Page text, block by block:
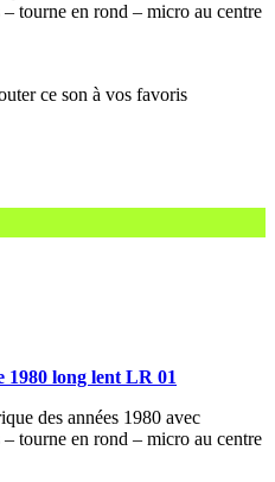
tourne en rond – micro au centre
long lent LR 01
des années 1980 avec
tourne en rond – micro au centre